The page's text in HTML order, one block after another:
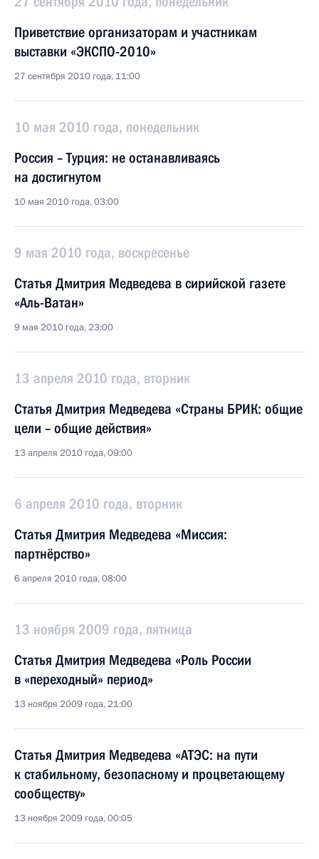
Приветствие организаторам и участникам
выставки «ЭКСПО-2010»
27 сентября 2010 года, 11:00
10 мая 2010 года, понедельник
Россия – Турция: не останавливаясь
на достигнутом
10 мая 2010 года, 03:00
9 мая 2010 года, воскресенье
Статья Дмитрия Медведева в сирийской газете
«Аль-Ватан»
9 мая 2010 года, 23:00
13 апреля 2010 года, вторник
Статья Дмитрия Медведева «Страны БРИК: общие
цели – общие действия»
13 апреля 2010 года, 09:00
6 апреля 2010 года, вторник
Статья Дмитрия Медведева «Миссия:
партнёрство»
6 апреля 2010 года, 08:00
13 ноября 2009 года, пятница
Статья Дмитрия Медведева «Роль России
в «переходный» период»
13 ноября 2009 года, 21:00
Статья Дмитрия Медведева «АТЭС: на пути
к стабильному, безопасному и процветающему
сообществу»
13 ноября 2009 года, 00:05